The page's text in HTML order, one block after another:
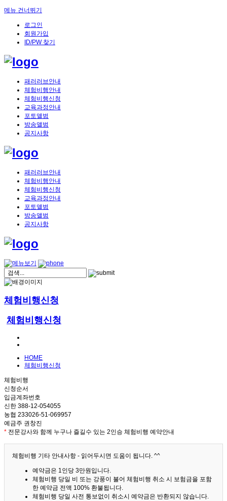
메뉴 건너뛰기
로그인
회원가입
ID/PW 찾기
패러러브안내
체험비행안내
체험비행신청
교육과정안내
포토앨범
방송앨범
공지사항
패러러브안내
체험비행안내
체험비행신청
교육과정안내
포토앨범
방송앨범
공지사항
체험비행신청
체험비행신청
HOME
체험비행신청
체험비행
신청순서
입금계좌번호
신한 388-12-054055
농협 233026-51-069957
예금주 권창진
* 전문강사와 함께 누구나 즐길수 있는 2인승 체험비행 예약안내
체험비행 기타 안내사항 - 읽어두시면 도움이 됩니다. ^^
예약금은 1인당 3만원입니다.
체험비행 당일 비 또는 강풍이 불어 체험비행 취소 시 보험금을 포함
한 예약금 전액 100% 환불됩니다.
체험비행 당일 사전 통보없이 취소시 예약금은 반환되지 않습니다.